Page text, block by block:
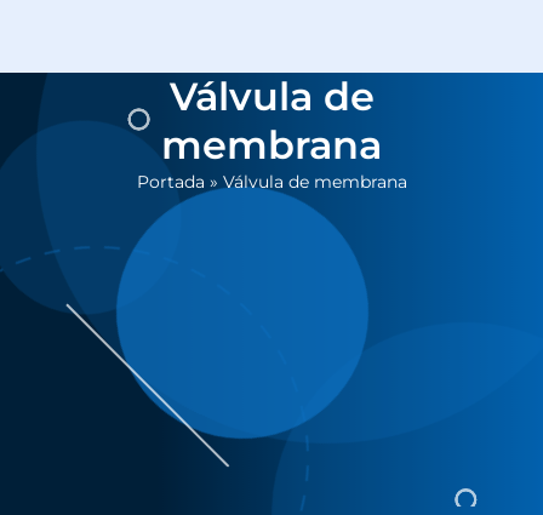
Válvula de
membrana
Portada » Válvula de membrana